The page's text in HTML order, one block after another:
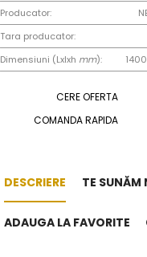
Producator:
Tara producator:
Dimensiuni (Lxlxh mm):
CERE OFERTA
COMANDA RAPIDA
DESCRIERE TE SUNĂM
ADAUGA LA FAVORITE